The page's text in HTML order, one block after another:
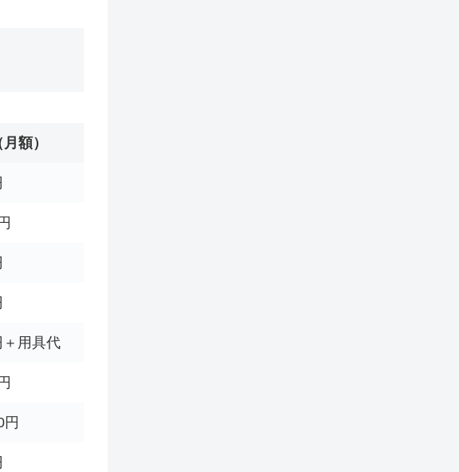
額）
用具代